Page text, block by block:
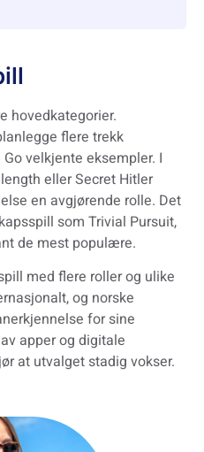
hovedkategorier.
flere trekk
velkjente eksempler. I
eller Secret Hitler
en avgjørende rolle. Det
som Trivial Pursuit,
de mest populære.
med flere roller og ulike
og norske
for sine
apper og digitale
at utvalget stadig vokser.